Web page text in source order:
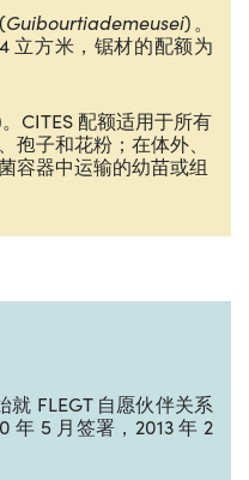
Guibourtiademeusei)。
立方米，锯材的配额为
CITES 配额适用于所有
孢子和花粉；在体外、
容器中运输的幼苗或组
FLEGT 自愿伙伴关系
年 5 月签署，2013 年 2